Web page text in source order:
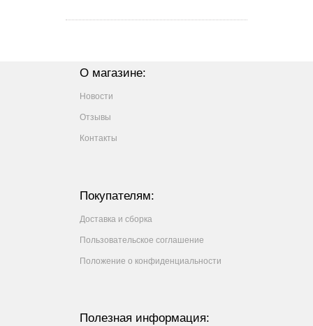
О магазине:
Новости
Отзывы
Контакты
Покупателям:
Доставка и сборка
Пользовательское соглашение
Положение о конфиденциальности
Полезная информация: